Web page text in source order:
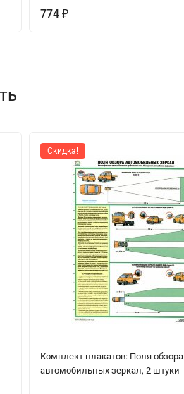
774 ₽
Скидка!
Комплект плакатов: Поля обзора
автомобильных зеркал, 2 штуки